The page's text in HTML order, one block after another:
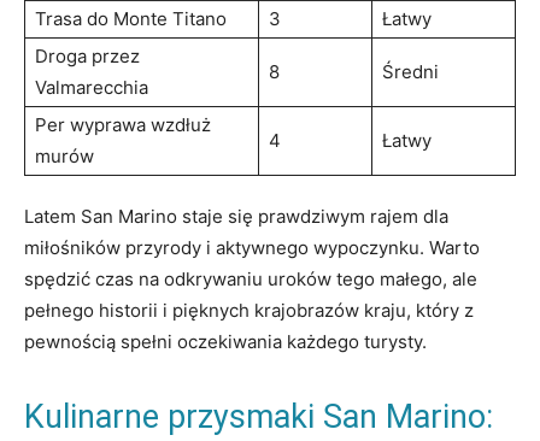
Trasa do⁢ Monte Titano 3
Łatwy
Droga przez‌
Valmarecchia
8 Średni
Per ‍wyprawa ⁢wzdłuż
murów
4 Łatwy
Latem San Marino staje się⁣ prawdziwym rajem dla
miłośników ​przyrody i ⁢aktywnego wypoczynku. Warto ​
spędzić czas ‍na‌ odkrywaniu ‍uroków tego małego, ale
pełnego historii i pięknych krajobrazów ‍kraju,⁤ który z
pewnością spełni oczekiwania​ każdego turysty.
Kulinarne przysmaki San Marino: